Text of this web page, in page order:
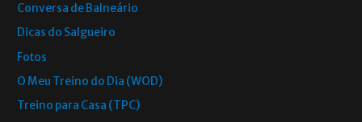
Conversa de Balneário
Dicas do Salgueiro
Fotos
O Meu Treino do Dia (WOD)
Treino para Casa (TPC)